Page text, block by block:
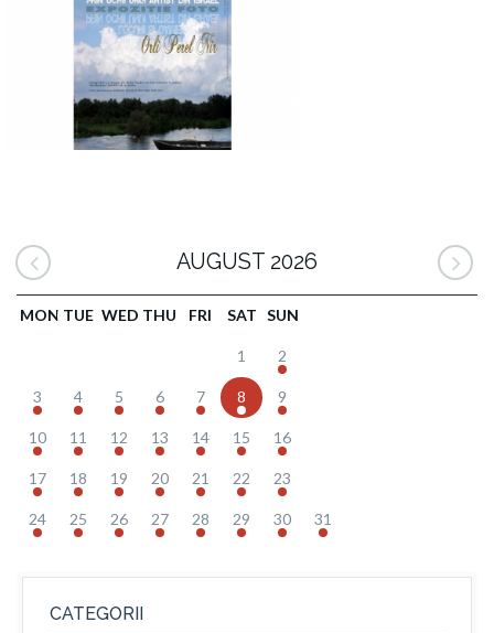
AUGUST 2026
MON TUE WED THU FRI SAT SUN
1 2
3 4 5 6 7 8 9
10 11 12 13 14 15 16
17 18 19 20 21 22 23
24 25 26 27 28 29 30 31
CATEGORII